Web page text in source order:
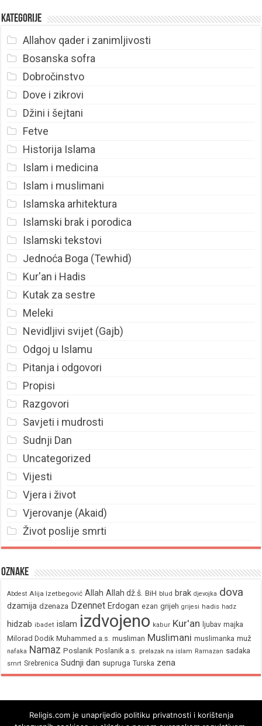
Kategorije
Allahov qader i zanimljivosti
Bosanska sofra
Dobročinstvo
Dove i zikrovi
Džini i šejtani
Fetve
Historija Islama
Islam i medicina
Islam i muslimani
Islamska arhitektura
Islamski brak i porodica
Islamski tekstovi
Jednoća Boga (Tewhid)
Kur'an i Hadis
Kutak za sestre
Meleki
Nevidljivi svijet (Gajb)
Odgoj u Islamu
Pitanja i odgovori
Propisi
Razgovori
Savjeti i mudrosti
Sudnji Dan
Uncategorized
Vijesti
Vjera i život
Vjerovanje (Akaid)
Život poslije smrti
Oznake
Abdest Alija Izetbegović Allah Allah dž.š. BiH blud brak djevojka dova
dzamija dzenaza Dzennet Erdogan ezan grijeh grijesi hadis hadz
hidzab ibadet islam izdvojeno kabur Kur'an ljubav majka
Milorad Dodik Muhammed a.s. musliman Muslimani muslimanka muž
nafaka Namaz Poslanik Poslanik a.s. prelazak na islam Ramazan sadaka
smrt Srebrenica Sudnji dan supruga Turska zena
Religis.com je unaprijedio politiku privatnosti i korištenja